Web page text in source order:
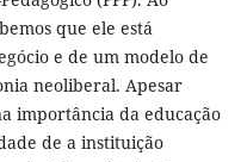
que ele está
e de um modelo de
neoliberal. Apesar
importância da educação
de a instituição